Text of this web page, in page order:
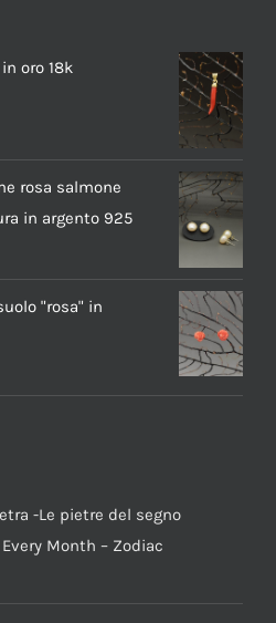
oro 18k
rosa salmone
in argento 925
"rosa" in
-Le pietre del segno
Month – Zodiac